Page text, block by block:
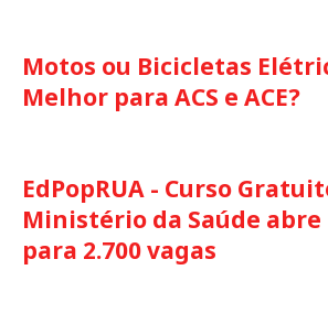
Motos ou Bicicletas
Melhor para ACS e ACE?
EdPopRUA - Curso
Ministério da Saúde
para 2.700 vagas